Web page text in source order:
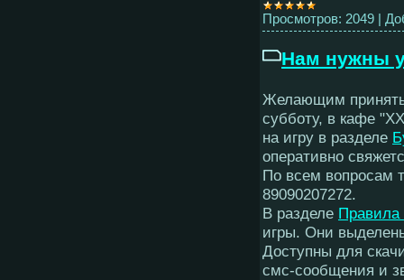
Просмотров: 2049 |
Нам нужны
Желающим принять
субботу, в кафе
на игру в разделе
оперативно
По всем вопросам
89090207272.
В разделе Правила
игры. Они
Доступны для
смс-сообщения и